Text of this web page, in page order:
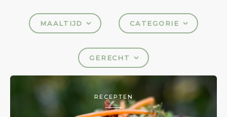
MAALTIJD CATEGORIE
GERECHT
RECEPTEN